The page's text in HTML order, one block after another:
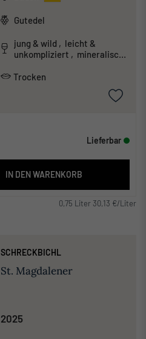
Gutedel
jung & wild , leicht &
unkompliziert , mineralisch
Trocken
Lieferbar
IN DEN WARENKORB
0,75 Liter 30,13 €/Liter
SCHRECKBICHL
St. Magdalener
2025